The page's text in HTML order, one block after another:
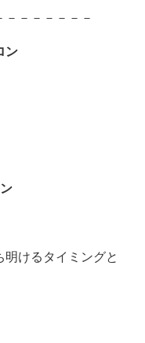
－－－－－－－
ン
明けるタイミングと